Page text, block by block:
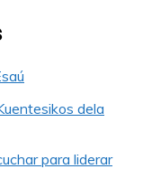
dela
para liderar